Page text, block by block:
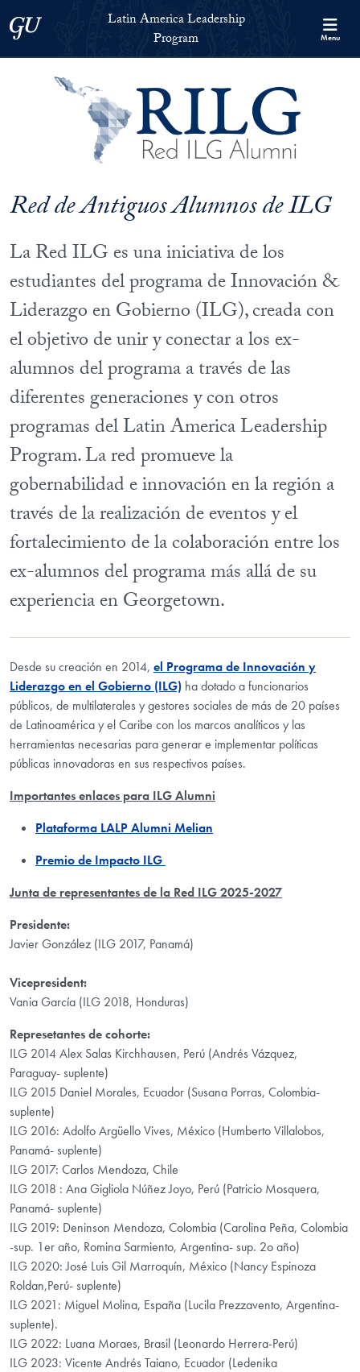
Skip to Latin America Leadership Program Full Site Menu
Georgetown UniversityLatin America Leadership
Program
Menu
Red de Antiguos Alumnos de ILG
La Red ILG es una iniciativa de los
estudiantes del programa de Innovación &
Liderazgo en Gobierno (ILG), creada con
el objetivo de unir y conectar a los ex-
alumnos del programa a través de las
diferentes generaciones y con otros
programas del Latin America Leadership
Program. La red promueve la
gobernabilidad e innovación en la región a
través de la realización de eventos y el
fortalecimiento de la colaboración entre los
ex-alumnos del programa más allá de su
experiencia en Georgetown.
Desde su creación en 2014, el Programa de Innovación y
Liderazgo en el Gobierno (ILG) ha dotado a funcionarios
públicos, de multilaterales y gestores sociales de más de 20 países
de Latinoamérica y el Caribe con los marcos analíticos y las
herramientas necesarias para generar e implementar políticas
públicas innovadoras en sus respectivos países.
Importantes enlaces para ILG Alumni
Plataforma LALP Alumni ​Melian
Premio de Impacto ILG
Junta de representantes de la Red ILG 2025-2027
Presidente:
Javier González (ILG 2017, Panamá)
Vicepresident:
Vania García (ILG 2018, Honduras)
Represetantes de cohorte:
ILG 2014 Alex Salas Kirchhausen, Perú (Andrés Vázquez,
Paraguay- suplente)
ILG 2015 Daniel Morales, Ecuador (Susana Porras, Colombia-
suplente)
ILG 2016: Adolfo Argüello Vives, México (Humberto Villalobos,
Panamá- suplente)
ILG 2017: Carlos Mendoza, Chile
ILG 2018 : Ana Gigliola Núñez Joyo, Perú (Patricio Mosquera,
Panamá- suplente)
ILG 2019: Deninson Mendoza, Colombia (Carolina Peña, Colombia
-sup. 1er año, Romina Sarmiento, Argentina- sup. 2o año)
ILG 2020: José Luis Gil Marroquín, México (Nancy Espinoza
Roldan,Perú- suplente)
ILG 2021: Miguel Molina, España (Lucila Prezzavento, Argentina-
suplente).
ILG 2022: Luana Moraes, Brasil (Leonardo Herrera-Perú)
ILG 2023: Vicente Andrés Taiano, Ecuador (Ledenika